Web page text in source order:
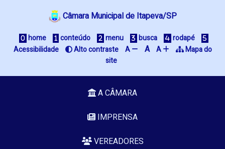
Câmara Municipal de Itapeva/SP
home conteúdo menu busca
rodapé
Acessibilidade
Alto contraste A A A
Mapa do
site
A CÂMARA
IMPRENSA
VEREADORES